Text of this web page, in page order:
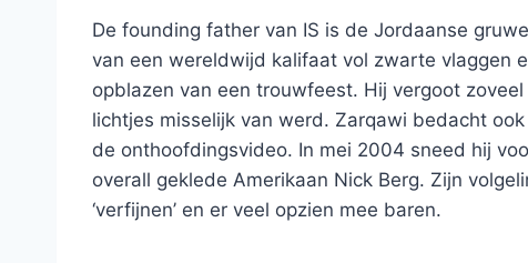
De founding father van IS is de Jordaanse
van een wereldwijd kalifaat vol zwarte vlaggen
opblazen van een trouwfeest. Hij vergoot
lichtjes misselijk van werd. Zarqawi bedacht
de onthoofdingsvideo. In mei 2004 sneed hij
overall geklede Amerikaan Nick Berg. Zijn
‘verfijnen’ en er veel opzien mee baren.